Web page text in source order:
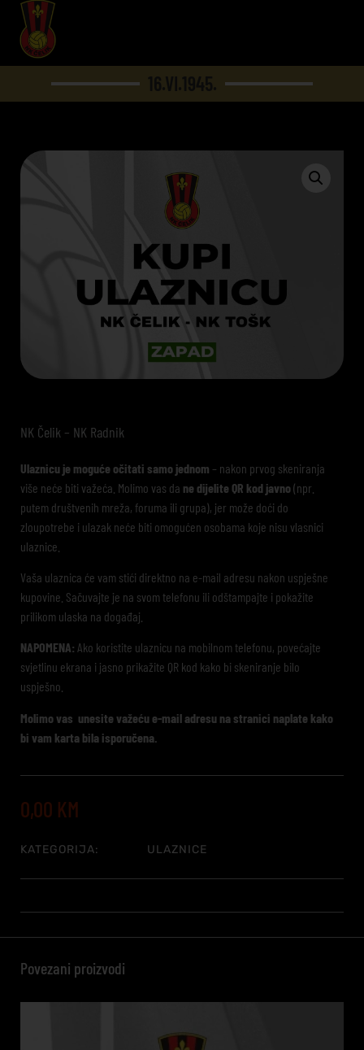
NK Čelik – NK Radnik
Ulaznicu je moguće očitati samo jednom – nakon prvog skeniranja
više neće biti važeća. Molimo vas da ne dijelite QR kod javno(npr.
putem društvenih mreža, foruma ili grupa), jer može doći do
zloupotrebe i ulazak neće biti omogućen osobama koje nisu vlasnici
ulaznice.
Vaša ulaznica će vam stići direktno na e-mail adresu nakon uspješne
kupovine. Sačuvajte je na svom telefonu ili odštampajte i pokažite
prilikom ulaska na događaj.
NAPOMENA: Ako koristite ulaznicu na mobilnom telefonu, povećajte
svjetlinu ekrana i jasno prikažite QR kod kako bi skeniranje bilo
uspješno.
Molimo vas unesite važeću e-mail adresu na stranici naplate kako
bi vam karta bila isporučena.
0,00 KM
KATEGORIJA: ULAZNICE
Povezani proizvodi